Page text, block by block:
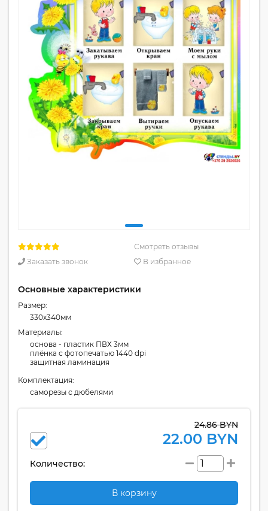
Смотреть отзывы
Заказать звонок
В избранное
Основные характеристики
Размер:
330x340мм
Материалы:
основа - пластик ПВХ 3мм
плёнка с фотопечатью 1440 dpi
защитная ламинация
Комплектация:
cаморезы с дюбелями
24.86 BYN
22.00 BYN
Количество:
В корзину